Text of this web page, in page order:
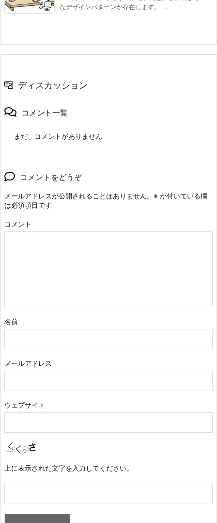
なデザインパターンが存在します。 ...
ディスカッション
コメント一覧
まだ、コメントがありません
コメントをどうぞ
メールアドレスが公開されることはありません。 ※ が付いている欄
は必須項目です
コメント
名前
メールアドレス
ウェブサイト
上に表示された文字を入力してください。